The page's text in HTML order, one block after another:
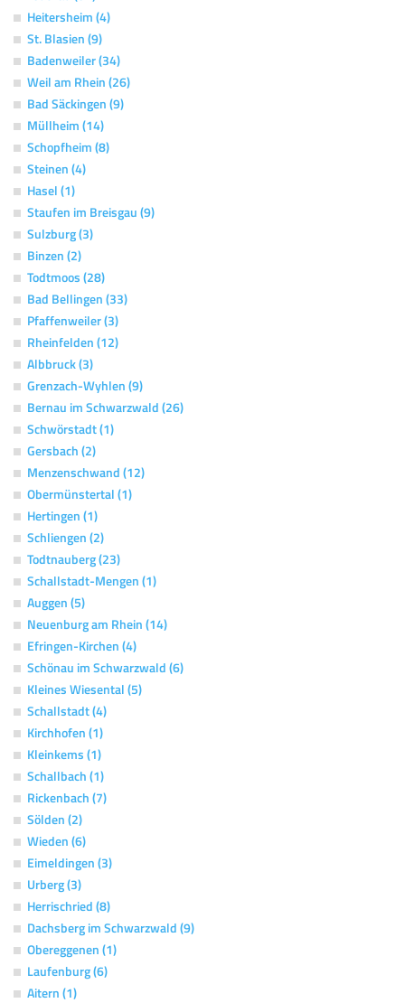
Heitersheim (4)
St. Blasien (9)
Badenweiler (34)
Weil am Rhein (26)
Bad Säckingen (9)
Müllheim (14)
Schopfheim (8)
Steinen (4)
Hasel (1)
Staufen im Breisgau (9)
Sulzburg (3)
Binzen (2)
Todtmoos (28)
Bad Bellingen (33)
Pfaffenweiler (3)
Rheinfelden (12)
Albbruck (3)
Grenzach-Wyhlen (9)
Bernau im Schwarzwald (26)
Schwörstadt (1)
Gersbach (2)
Menzenschwand (12)
Obermünstertal (1)
Hertingen (1)
Schliengen (2)
Todtnauberg (23)
Schallstadt-Mengen (1)
Auggen (5)
Neuenburg am Rhein (14)
Efringen-Kirchen (4)
Schönau im Schwarzwald (6)
Kleines Wiesental (5)
Schallstadt (4)
Kirchhofen (1)
Kleinkems (1)
Schallbach (1)
Rickenbach (7)
Sölden (2)
Wieden (6)
Eimeldingen (3)
Urberg (3)
Herrischried (8)
Dachsberg im Schwarzwald (9)
Obereggenen (1)
Laufenburg (6)
Aitern (1)